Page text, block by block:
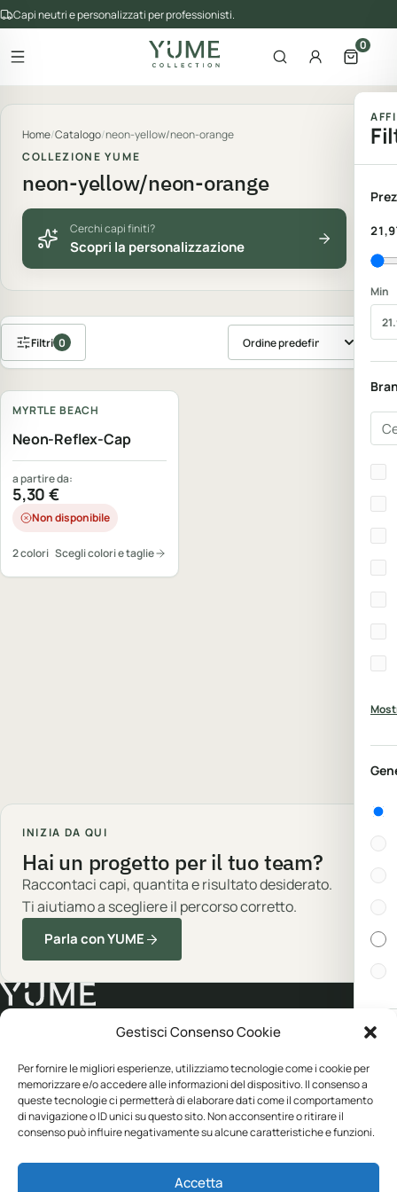
Gestisci Consenso Cookie
Per fornire le migliori esperienze, utilizziamo tecnologie come i cookie per
memorizzare e/o accedere alle informazioni del dispositivo. Il consenso a
queste tecnologie ci permetterà di elaborare dati come il comportamento
di navigazione o ID unici su questo sito. Non acconsentire o ritirare il
consenso può influire negativamente su alcune caratteristiche e funzioni.
Accetta
Capi neutri e personalizzati per professionisti.
Apri il menu
del catalogo
Apri la ricerca
AccountApri il
0
Home/Catalogo/neon-yellow/neon-orange
COLLEZIONE YUME
neon-yellow/neon-orange
Cerchi capi finiti?
Scopri la personalizzazione
Min
Filtri 0 Ordina prodotti
Personalizzabile
MYRTLE BEACH
Neon-Reflex-Cap
a partire da:
5,30€
Non disponibile
2 colori Scegli colori e taglie
INIZIA DA QUI
Hai un progetto per il tuo team?
Raccontaci capi, quantita e risultato desiderato.
Ti aiutiamo a scegliere il percorso corretto.
Parla con YUME
personalizzato.
Personalizzazione